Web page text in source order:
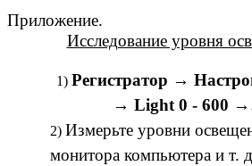
Приложение.
Исследование уровня
Регистратор →
→ Light 0 - 600
Измерьте уровни
монитора компьютера и т.